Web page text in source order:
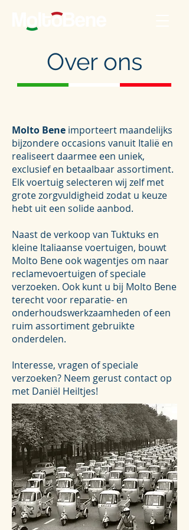
Over ons
Molto Bene importeert maandelijks
bijzondere occasions vanuit Italië en
realiseert daarmee een uniek,
exclusief en betaalbaar assortiment.
Elk voertuig selecteren wij zelf met
grote zorgvuldigheid zodat u keuze
hebt uit een solide aanbod.
Naast de verkoop van Tuktuks en
kleine Italiaanse voertuigen, bouwt
Molto Bene ook wagentjes om naar
reclamevoertuigen of speciale
verzoeken. Ook kunt u bij Molto Bene
terecht voor reparatie- en
onderhoudswerkzaamheden of een
ruim assortiment gebruikte
onderdelen.
Interesse, vragen of speciale
verzoeken? Neem gerust contact op
met Daniël Heiltjes!